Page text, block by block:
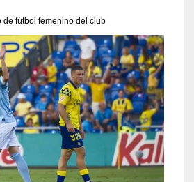
de fútbol femenino del club